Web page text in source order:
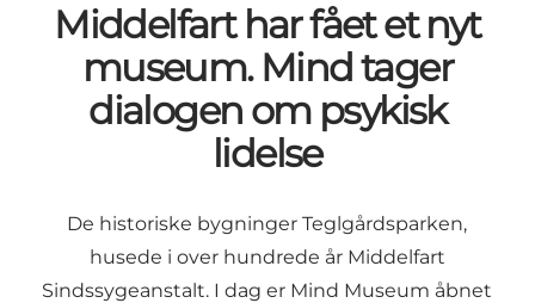
Middelfart har fået et nyt
museum. Mind tager
dialogen om psykisk
lidelse
De historiske bygninger Teglgårdsparken,
husede i over hundrede år Middelfart
Sindssygeanstalt. I dag er Mind Museum åbnet